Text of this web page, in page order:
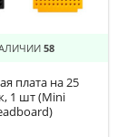
58
плата на 25
1 шт (Mini